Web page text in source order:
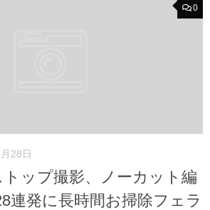
0
28日
ップ撮影、ノーカット編
連発に長時間お掃除フェラ